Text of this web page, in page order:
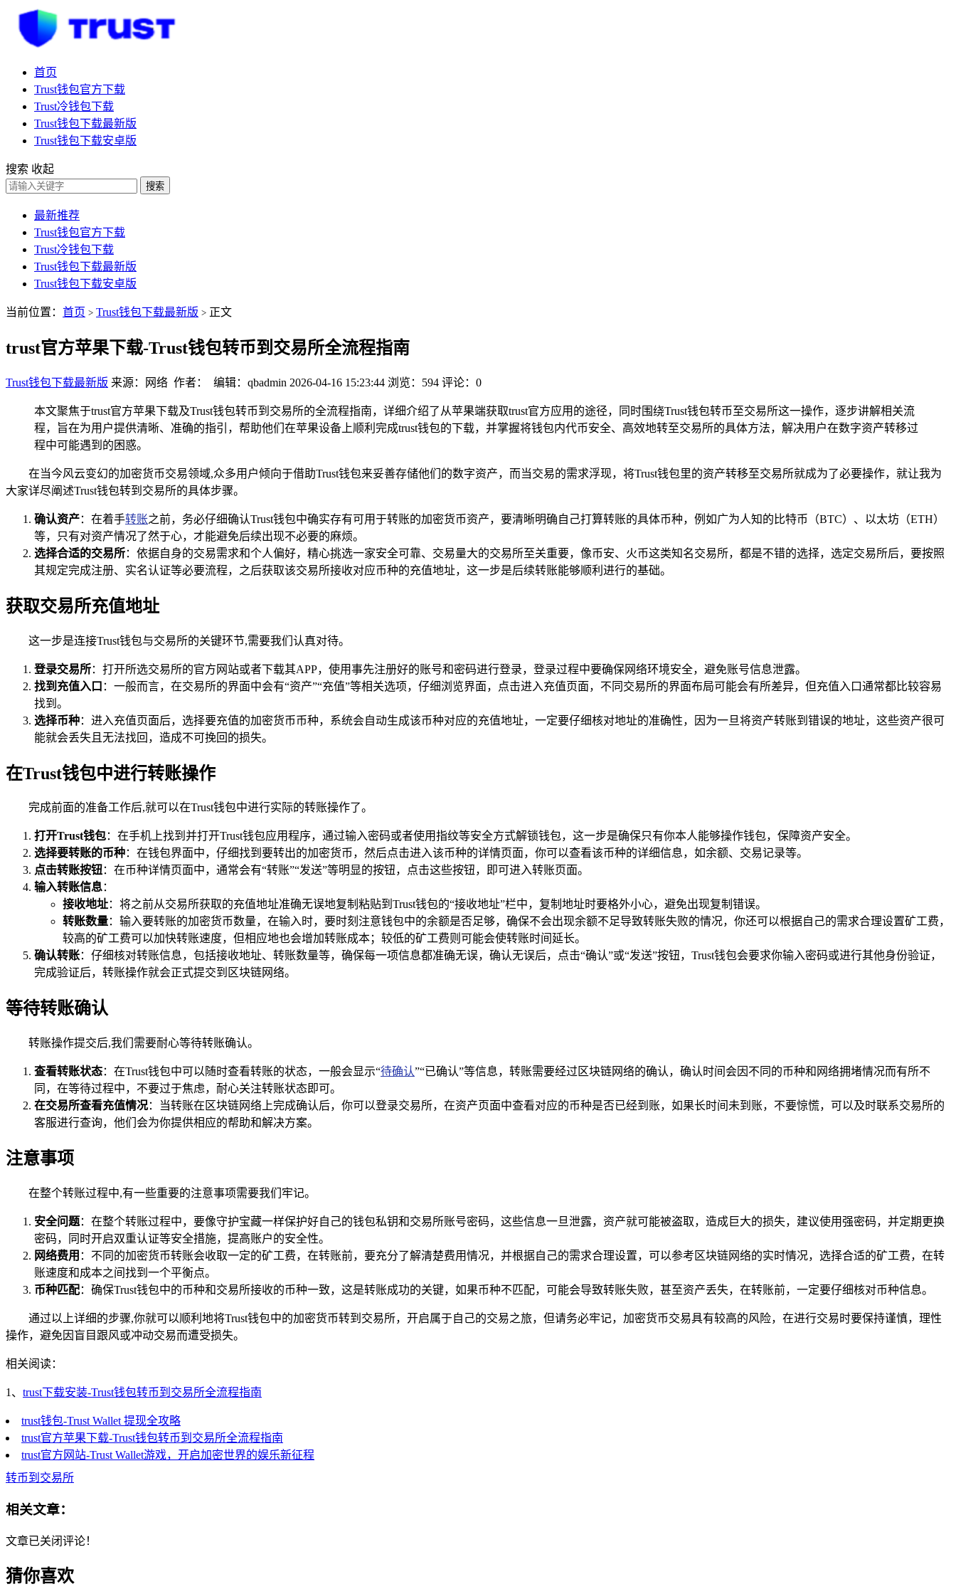
首页
Trust钱包官方下载
Trust冷钱包下载
Trust钱包下载最新版
Trust钱包下载安卓版
搜索 收起
搜索
最新推荐
Trust钱包官方下载
Trust冷钱包下载
Trust钱包下载最新版
Trust钱包下载安卓版
当前位置： 首页 > Trust钱包下载最新版 > 正文
trust官方苹果下载-Trust钱包转币到交易所全流程指南
Trust钱包下载最新版 来源：网络 作者： 编辑：qbadmin 2026-04-16 15:23:44 浏览：594 评论：0
本文聚焦于trust官方苹果下载及Trust钱包转币到交易所的全流程指南，详细介绍了从苹果端获取trust官方应用的途径，同时围绕Trust钱包转币至交易所这一操作，逐步讲解相关流
程，旨在为用户提供清晰、准确的指引，帮助他们在苹果设备上顺利完成trust钱包的下载，并掌握将钱包内代币安全、高效地转至交易所的具体方法，解决用户在数字资产转移过
程中可能遇到的困惑。
在当今风云变幻的加密货币交易领域,众多用户倾向于借助Trust钱包来妥善存储他们的数字资产，而当交易的需求浮现，将Trust钱包里的资产转移至交易所就成为了必要操作，就让我为
大家详尽阐述Trust钱包转到交易所的具体步骤。
确认资产：在着手转账之前，务必仔细确认Trust钱包中确实存有可用于转账的加密货币资产，要清晰明确自己打算转账的具体币种，例如广为人知的比特币（BTC）、以太坊（ETH）
等，只有对资产情况了然于心，才能避免后续出现不必要的麻烦。
选择合适的交易所：依据自身的交易需求和个人偏好，精心挑选一家安全可靠、交易量大的交易所至关重要，像币安、火币这类知名交易所，都是不错的选择，选定交易所后，要按照
其规定完成注册、实名认证等必要流程，之后获取该交易所接收对应币种的充值地址，这一步是后续转账能够顺利进行的基础。
获取交易所充值地址
这一步是连接Trust钱包与交易所的关键环节,需要我们认真对待。
登录交易所：打开所选交易所的官方网站或者下载其APP，使用事先注册好的账号和密码进行登录，登录过程中要确保网络环境安全，避免账号信息泄露。
找到充值入口 ：一般而言，在交易所的界面中会有“资产”“充值”等相关选项，仔细浏览界面，点击进入充值页面，不同交易所的界面布局可能会有所差异，但充值入口通常都比较容易
找到。
选择币种：进入充值页面后，选择要充值的加密货币币种，系统会自动生成该币种对应的充值地址，一定要仔细核对地址的准确性，因为一旦将资产转账到错误的地址，这些资产很可
能就会丢失且无法找回，造成不可挽回的损失。
在Trust钱包中进行转账操作
完成前面的准备工作后,就可以在Trust钱包中进行实际的转账操作了。
打开Trust钱包：在手机上找到并打开Trust钱包应用程序，通过输入密码或者使用指纹等安全方式解锁钱包，这一步是确保只有你本人能够操作钱包，保障资产安全。
选择要转账的币种：在钱包界面中，仔细找到要转出的加密货币，然后点击进入该币种的详情页面，你可以查看该币种的详细信息，如余额、交易记录等。
点击转账按钮：在币种详情页面中，通常会有“转账”“发送”等明显的按钮，点击这些按钮，即可进入转账页面。
输入转账信息：
接收地址：将之前从交易所获取的充值地址准确无误地复制粘贴到Trust钱包的“接收地址”栏中，复制地址时要格外小心，避免出现复制错误。
转账数量：输入要转账的加密货币数量，在输入时，要时刻注意钱包中的余额是否足够，确保不会出现余额不足导致转账失败的情况，你还可以根据自己的需求合理设置矿工费，
较高的矿工费可以加快转账速度，但相应地也会增加转账成本；较低的矿工费则可能会使转账时间延长。
确认转账：仔细核对转账信息，包括接收地址、转账数量等，确保每一项信息都准确无误，确认无误后，点击“确认”或“发送”按钮，Trust钱包会要求你输入密码或进行其他身份验证，
完成验证后，转账操作就会正式提交到区块链网络。
等待转账确认
转账操作提交后,我们需要耐心等待转账确认。
查看转账状态：在Trust钱包中可以随时查看转账的状态，一般会显示“待确认”“已确认”等信息，转账需要经过区块链网络的确认，确认时间会因不同的币种和网络拥堵情况而有所不
同，在等待过程中，不要过于焦虑，耐心关注转账状态即可。
在交易所查看充值情况：当转账在区块链网络上完成确认后，你可以登录交易所，在资产页面中查看对应的币种是否已经到账，如果长时间未到账，不要惊慌，可以及时联系交易所的
客服进行查询，他们会为你提供相应的帮助和解决方案。
注意事项
在整个转账过程中,有一些重要的注意事项需要我们牢记。
安全问题：在整个转账过程中，要像守护宝藏一样保护好自己的钱包私钥和交易所账号密码，这些信息一旦泄露，资产就可能被盗取，造成巨大的损失，建议使用强密码，并定期更换
密码，同时开启双重认证等安全措施，提高账户的安全性。
网络费用 ：不同的加密货币转账会收取一定的矿工费，在转账前，要充分了解清楚费用情况，并根据自己的需求合理设置，可以参考区块链网络的实时情况，选择合适的矿工费，在转
账速度和成本之间找到一个平衡点。
币种匹配：确保Trust钱包中的币种和交易所接收的币种一致，这是转账成功的关键，如果币种不匹配，可能会导致转账失败，甚至资产丢失，在转账前，一定要仔细核对币种信息。
通过以上详细的步骤,你就可以顺利地将Trust钱包中的加密货币转到交易所，开启属于自己的交易之旅，但请务必牢记，加密货币交易具有较高的风险，在进行交易时要保持谨慎，理性
操作，避免因盲目跟风或冲动交易而遭受损失。
相关阅读：
1、 trust下载安装-Trust钱包转币到交易所全流程指南
trust钱包-Trust Wallet 提现全攻略
trust官方苹果下载-Trust钱包转币到交易所全流程指南
trust官方网站-Trust Wallet游戏，开启加密世界的娱乐新征程
转币到交易所
相关文章：
文章已关闭评论！
猜你喜欢